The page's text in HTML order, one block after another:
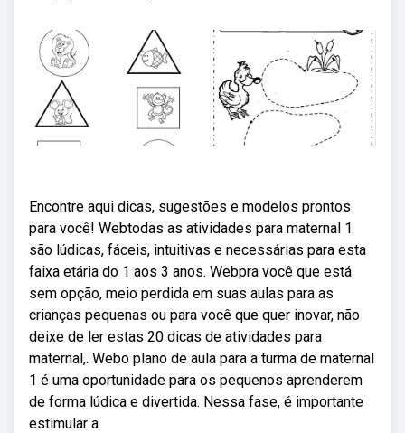
Encontre aqui dicas, sugestões e modelos prontos
para você! Webtodas as atividades para maternal 1
são lúdicas, fáceis, intuitivas e necessárias para esta
faixa etária do 1 aos 3 anos. Webpra você que está
sem opção, meio perdida em suas aulas para as
crianças pequenas ou para você que quer inovar, não
deixe de ler estas 20 dicas de atividades para
maternal,. Webo plano de aula para a turma de maternal
1 é uma oportunidade para os pequenos aprenderem
de forma lúdica e divertida. Nessa fase, é importante
estimular a.